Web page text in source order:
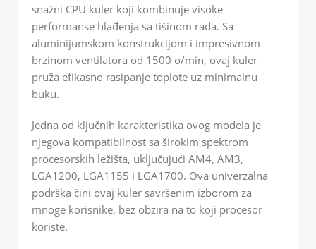
snažni CPU kuler koji kombinuje visoke
performanse hlađenja sa tišinom rada. Sa
aluminijumskom konstrukcijom i impresivnom
brzinom ventilatora od 1500 o/min, ovaj kuler
pruža efikasno rasipanje toplote uz minimalnu
buku.
Jedna od ključnih karakteristika ovog modela je
njegova kompatibilnost sa širokim spektrom
procesorskih ležišta, uključujući AM4, AM3,
LGA1200, LGA1155 i LGA1700. Ova univerzalna
podrška čini ovaj kuler savršenim izborom za
mnoge korisnike, bez obzira na to koji procesor
koriste.